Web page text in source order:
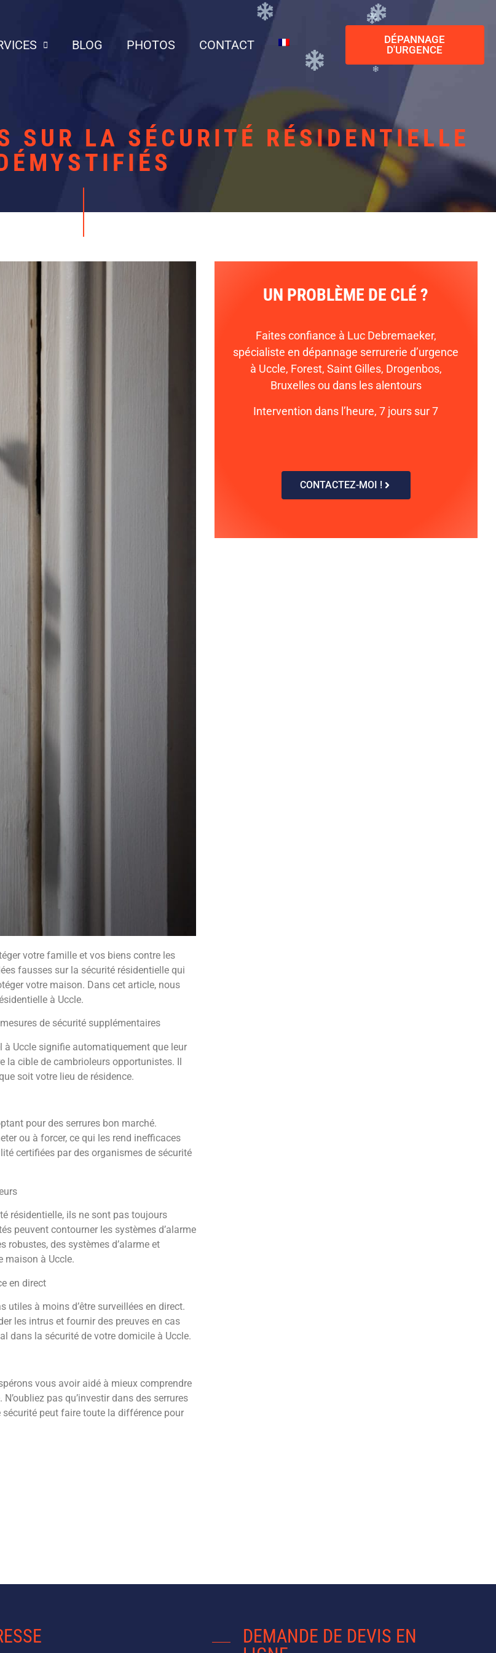
BLOG PHOTOS CONTACT
DÉPANNAGE
D'URGENCE
SUR LA SÉCURITÉ RÉSIDENTIELLE
votre famille et vos biens contre les
fausses sur la sécurité résidentielle qui
votre maison. Dans cet article, nous
à Uccle.
de sécurité supplémentaires
à Uccle signifie automatiquement que leur
la cible de cambrioleurs opportunistes. Il
soit votre lieu de résidence.
pour des serrures bon marché.
ou à forcer, ce qui les rend inefficaces
certifiées par des organismes de sécurité
résidentielle, ils ne sont pas toujours
peuvent contourner les systèmes d’alarme
robustes, des systèmes d’alarme et
maison à Uccle.
en direct
utiles à moins d’être surveillées en direct.
les intrus et fournir des preuves en cas
dans la sécurité de votre domicile à Uccle.
vous avoir aidé à mieux comprendre
pas qu’investir dans des serrures
peut faire toute la différence pour
UN PROBLÈME DE CLÉ ?
Faites confiance à Luc Debremaeker,
spécialiste en dépannage serrurerie d’urgence
à Uccle, Forest, Saint Gilles, Drogenbos,
Bruxelles ou dans les alentours
Intervention dans l’heure, 7 jours sur 7
CONTACTEZ-MOI !
DEMANDE DE DEVIS EN